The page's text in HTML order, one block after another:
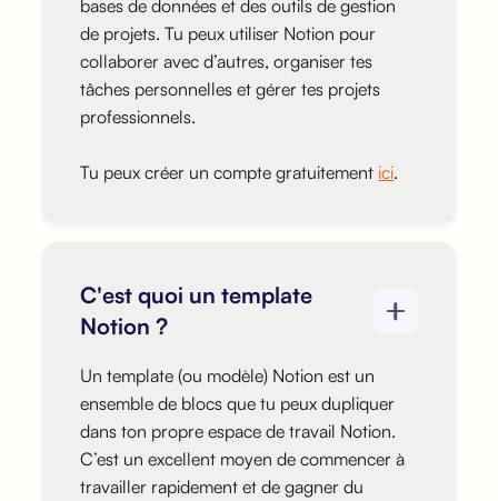
bases de données et des outils de gestion
de projets. Tu peux utiliser Notion pour
collaborer avec d’autres, organiser tes
tâches personnelles et gérer tes projets
professionnels.
Tu peux créer un compte gratuitement ici.
C'est quoi un template
Notion ?
Un template (ou modèle) Notion est un
ensemble de blocs que tu peux dupliquer
dans ton propre espace de travail Notion.
C’est un excellent moyen de commencer à
travailler rapidement et de gagner du